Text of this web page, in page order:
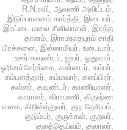
R.N.ரவி, ஆவணி அவிட்டம்,
இடும்பாவனம் கார்த்தி, இடையர்,
இரட்டை மலை சீனிவாசன், இரத்த
தானம், இராமநாதபுரம் சாதி
பிரச்சனை, இஸ்லாமியர், உடையார்,
ஊர் கவுண்டர், ஐயர், ஓதுவார்,
ஓரினச்சேர்க்கை, கன்னடர், கம்பர்,
கம்பளத்தார், கம்மவார், களப்பிரர்,
கள்ளர், கவுண்டர், காணியாளர்,
காராளர், கிராமணி, கிருஷ்ண
வகை, கிறிஸ்த்துவர், குடி தேசியம்,
குடும்பர், குருக்கள், குறவர்,
குலத்தெய்வம், குலாலர்,